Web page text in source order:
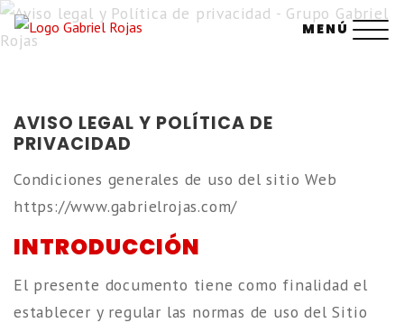
Saltar
al
MENÚ
AVISO LEGAL Y POLÍTICA DE
PRIVACIDAD
Condiciones generales de uso del sitio Web
https://www.gabrielrojas.com/
INTRODUCCIÓN
El presente documento tiene como finalidad el
establecer y regular las normas de uso del Sitio